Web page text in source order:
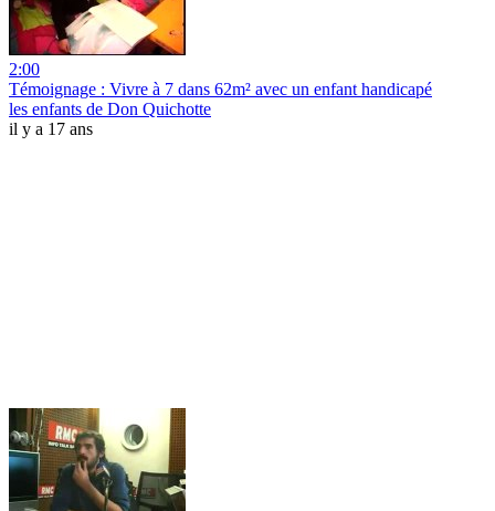
2:00
Témoignage : Vivre à 7 dans 62m² avec un enfant handicapé
les enfants de Don Quichotte
il y a 17 ans